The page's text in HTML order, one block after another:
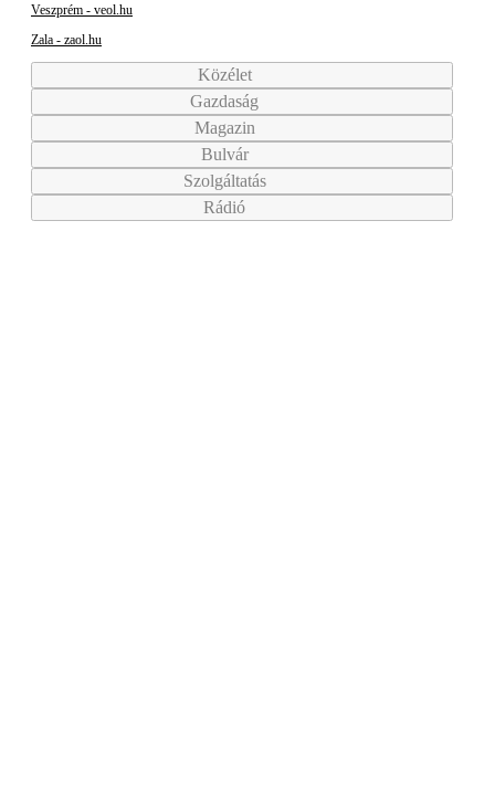
Veszprém - veol.hu
Zala - zaol.hu
Közélet
Gazdaság
Magazin
Bulvár
Szolgáltatás
Rádió